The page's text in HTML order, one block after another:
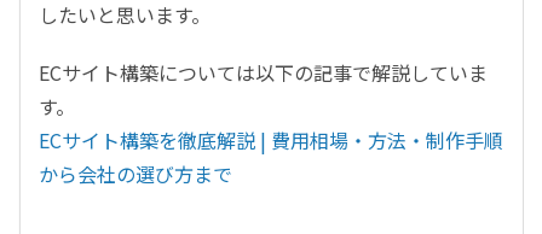
したいと思います。
ECサイト構築については以下の記事で解説していま
す。
ECサイト構築を徹底解説 | 費用相場・方法・制作手順
から会社の選び方まで